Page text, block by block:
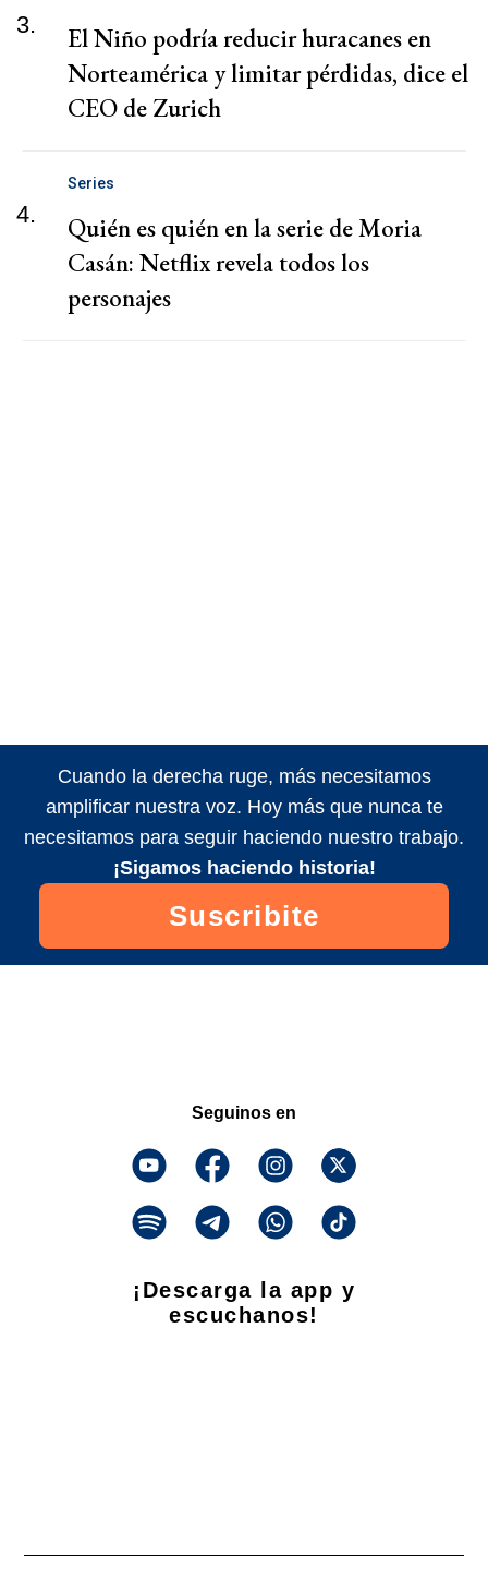
3.
El Niño podría reducir huracanes en
Norteamérica y limitar pérdidas, dice el
CEO de Zurich
4.
Series
Quién es quién en la serie de Moria
Casán: Netflix revela todos los
personajes
Cuando la derecha ruge, más necesitamos
amplificar nuestra voz. Hoy más que nunca te
necesitamos para seguir haciendo nuestro trabajo.
¡Sigamos haciendo historia!
Suscribite
Seguinos en
¡Descarga la app y
escuchanos!